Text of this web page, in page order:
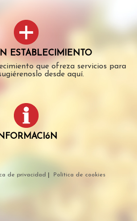
ESTABLECIMIENTO
que ofreza servicios para
desde aquí.
de privacidad Política de cookies